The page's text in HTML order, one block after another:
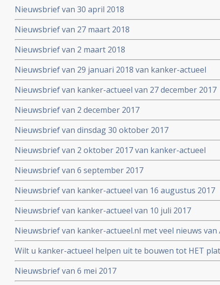
Nieuwsbrief van 30 april 2018
Nieuwsbrief van 27 maart 2018
Nieuwsbrief van 2 maart 2018
Nieuwsbrief van 29 januari 2018 van kanker-actueel
Nieuwsbrief van kanker-actueel van 27 december 2017
Nieuwsbrief van 2 december 2017
Nieuwsbrief van dinsdag 30 oktober 2017
Nieuwsbrief van 2 oktober 2017 van kanker-actueel
Nieuwsbrief van 6 september 2017
Nieuwsbrief van kanker-actueel van 16 augustus 2017
Nieuwsbrief van kanker-actueel van 10 juli 2017
Nieuwsbrief van kanker-actueel.nl met veel nieuws van
2017
Wilt u kanker-actueel helpen uit te bouwen tot HET
hun naasten?
Nieuwsbrief van 6 mei 2017